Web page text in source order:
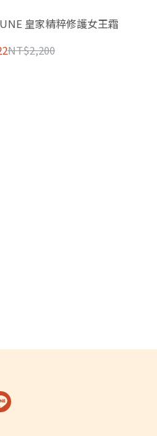
皇家精粹修護女王霜
NT$2,200